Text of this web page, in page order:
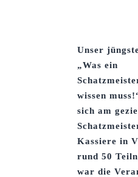
Unser
„Was ein
wissen
sich am
Kassiere in
rund 50
war die